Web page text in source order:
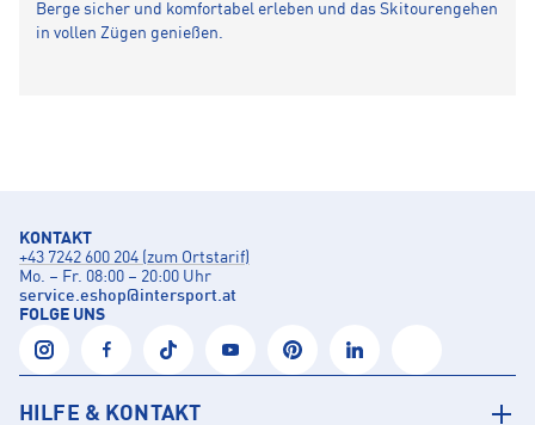
Berge sicher und komfortabel erleben und das Skitourengehen
in vollen Zügen genießen.
KONTAKT
+43 7242 600 204 (zum Ortstarif)
Mo. – Fr. 08:00 – 20:00 Uhr
service.eshop@intersport.at
FOLGE UNS
HILFE & KONTAKT